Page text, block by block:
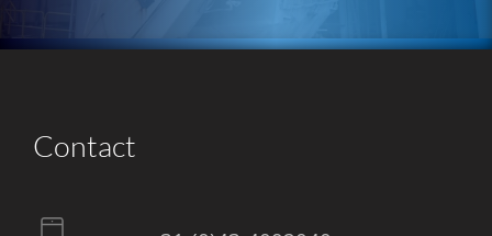
Contact